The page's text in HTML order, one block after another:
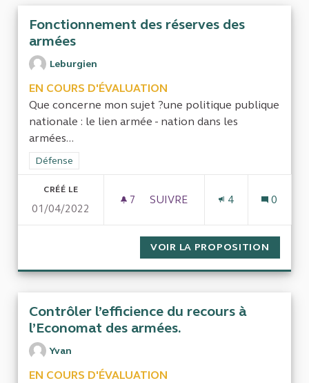
Fonctionnement des réserves des
armées
Leburgien
EN COURS D'ÉVALUATION
Que concerne mon sujet ?une politique publique
nationale : le lien armée - nation dans les
armées...
Filtrer les résultats de la catégorie : Défense
Défense
CRÉÉ LE
01/04/2022
7 7 ABONNÉS
SUIVRE
4 0
VOIR LA PROPOSITION
Contrôler l’efficience du recours à
l’Economat des armées.
Yvan
EN COURS D'ÉVALUATION